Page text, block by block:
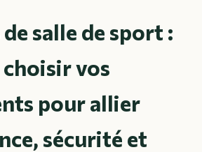
salle de sport :
vos
pour allier
sécurité et